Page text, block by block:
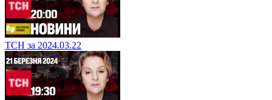
ТСН за 2024.03.22